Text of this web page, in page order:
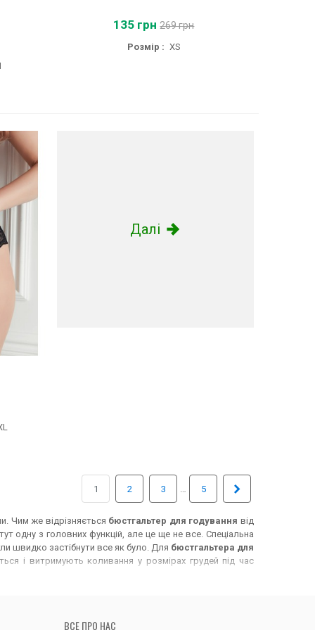
135 грн 269 грн
Розмір : XS
Далі
1 2 3 5
Чим же відрізняється бюстгальтер для годування від
одну з головних функцій, але це ще не все. Спеціальна
швидко застібнути все як було. Для бюстгальтера для
і витримують коливання у розмірах грудей під час
трохи ширші, ніж у звичайній білизні. Особливості крою
ВСЕ ПРО НАС